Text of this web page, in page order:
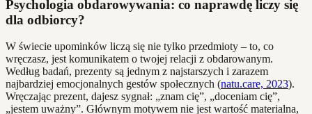
Psychologia obdarowywania: co naprawdę liczy się
dla odbiorcy?
W świecie upominków liczą się nie tylko przedmioty – to, co
wręczasz, jest komunikatem o twojej relacji z obdarowanym.
Według badań, prezenty są jednym z najstarszych i zarazem
najbardziej emocjonalnych gestów społecznych (natu.care, 2023).
Wręczając prezent, dajesz sygnał: „znam cię”, „doceniam cię”,
„jestem uważny”. Głównym motywem nie jest wartość materialna,